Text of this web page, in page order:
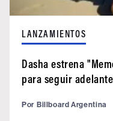
LANZAMIENTOS
Dasha estrena
para seguir adelante
Por Billboard Argentina